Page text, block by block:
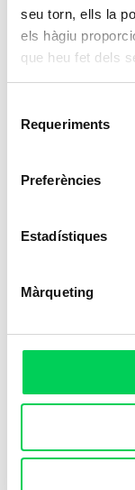
seu torn, ells la
els hàgiu
que heu fet dels
Requeriments
Preferències
Estadístiques
Màrqueting
Si traduïm
que aquí hi